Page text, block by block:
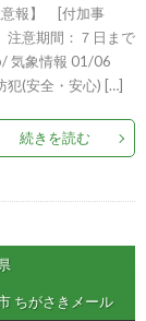
意報】 [付加事
期間：７日まで
気象情報 01/06
犯(安全・安心) […]
続きを読む
ちがさきメール